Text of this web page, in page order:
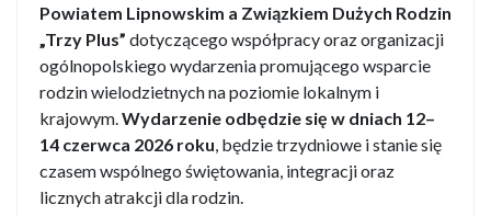
Powiatem Lipnowskim a Związkiem Dużych Rodzin
„Trzy Plus” dotyczącego współpracy oraz organizacji
ogólnopolskiego wydarzenia promującego wsparcie
rodzin wielodzietnych na poziomie lokalnym i
krajowym.Wydarzenie odbędzie się w dniach 12–
14 czerwca 2026 roku, będzie trzydniowe i stanie się
czasem wspólnego świętowania, integracji oraz
licznych atrakcji dla rodzin.